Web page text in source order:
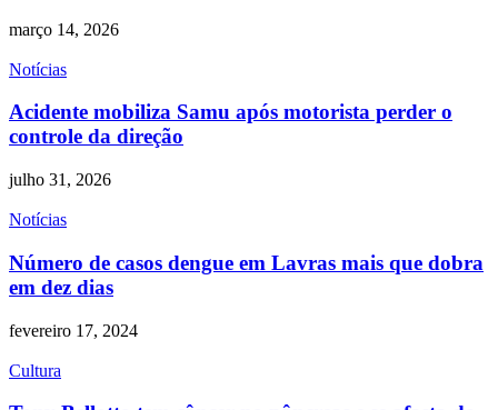
março 14, 2026
Notícias
Acidente mobiliza Samu após motorista perder o
controle da direção
julho 31, 2026
Notícias
Número de casos dengue em Lavras mais que dobra
em dez dias
fevereiro 17, 2024
Cultura